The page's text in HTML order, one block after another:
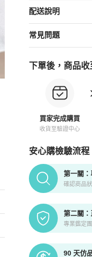
配送說明
常見問題
下單後，商品
買家完成購買
收貨至驗證中心
安心購檢驗流程
PopChill拍拍圈正
第一關
確認商品
第二關
專業鑑定
90 天仿